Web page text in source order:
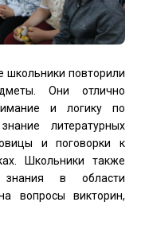
школьники повторили
Они отлично
и логику по
литературных
и поговорки к
Школьники также
знания в области
вопросы викторин,